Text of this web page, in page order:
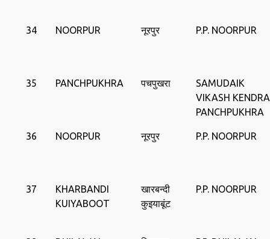
34 NOORPUR नूरपुर P.P. NOORPUR
35 PANCHPUKHRA पचपुखरा
SAMUDAIK
VIKASH KENDRA
PANCHPUKHRA
36 NOORPUR नूरपुर P.P. NOORPUR
37
KHARBANDI
KUIYABOOT
खारबन्दी
कुइयाबूंट
P.P. NOORPUR